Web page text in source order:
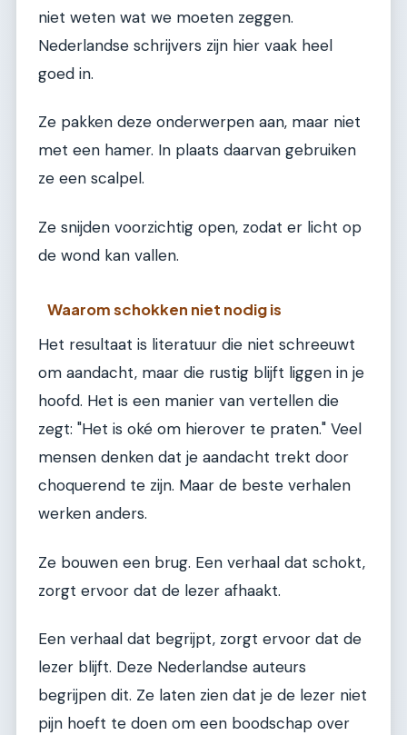
niet weten wat we moeten zeggen.
Nederlandse schrijvers zijn hier vaak heel
goed in.
Ze pakken deze onderwerpen aan, maar niet
met een hamer. In plaats daarvan gebruiken
ze een scalpel.
Ze snijden voorzichtig open, zodat er licht op
de wond kan vallen.
Waarom schokken niet nodig is
Het resultaat is literatuur die niet schreeuwt
om aandacht, maar die rustig blijft liggen in je
hoofd. Het is een manier van vertellen die
zegt: "Het is oké om hierover te praten." Veel
mensen denken dat je aandacht trekt door
choquerend te zijn. Maar de beste verhalen
werken anders.
Ze bouwen een brug. Een verhaal dat schokt,
zorgt ervoor dat de lezer afhaakt.
Een verhaal dat begrijpt, zorgt ervoor dat de
lezer blijft. Deze Nederlandse auteurs
begrijpen dit. Ze laten zien dat je de lezer niet
pijn hoeft te doen om een boodschap over